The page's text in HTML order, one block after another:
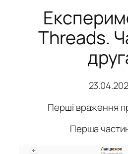
Threads.
Перші враження
Перша